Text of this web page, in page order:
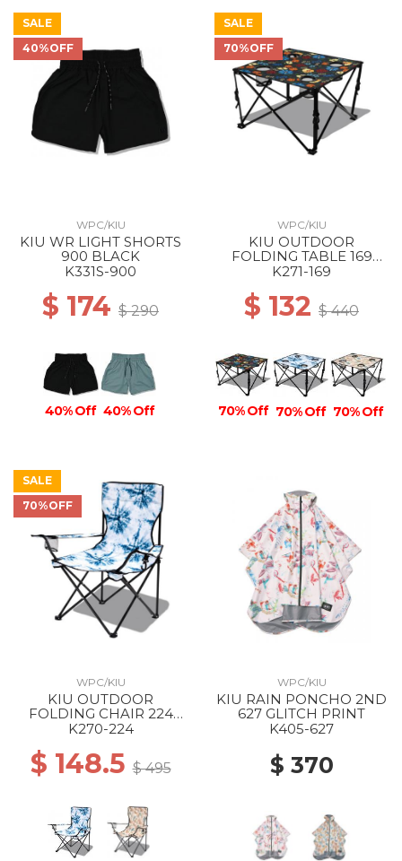
SALE
40%OFF
WPC/KIU
KIU WR LIGHT SHORTS
900 BLACK
K331S-900
$ 174 $ 290
40% Off 40% Off
SALE
70%OFF
WPC/KIU
KIU OUTDOOR
FOLDING TABLE 169
PSYCHEDELIC FLOWER
K271-169
$ 132 $ 440
70% Off 70% Off 70% Off
SALE
70%OFF
WPC/KIU
KIU OUTDOOR
FOLDING CHAIR 224
GRUNGE TIE DYE
K270-224
$ 148.5$ 495
WPC/KIU
KIU RAIN PONCHO 2ND
627 GLITCH PRINT
K405-627
$ 370